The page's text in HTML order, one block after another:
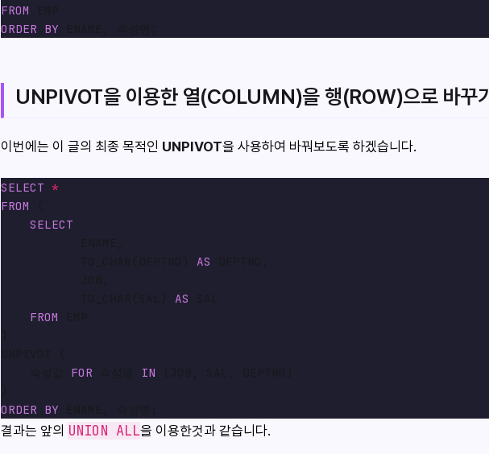
FROM
ORDER BY
UNPIVOT을 이용한 열(COLUMN)을 행(ROW)으로 바꾸기
이번에는 이 글의 최종 목적인 UNPIVOT을 사용하여 바꿔보도록 하겠습니다.
SELECT *
FROM
SELECT
AS
AS
FROM
FOR IN
ORDER BY
결과는 앞의 UNION ALL을 이용한것과 같습니다.